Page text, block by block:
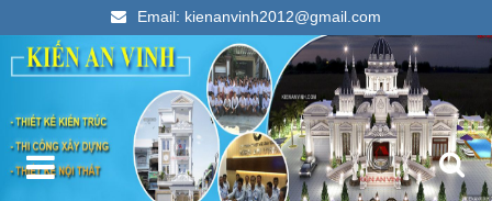
Email: kienanvinh2012@gmail.com
Kiến An Vinh
Thiết kế xây dựng nhà ống đẹp 2023